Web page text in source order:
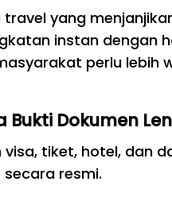
travel yang
instan dengan
perlu lebih
Bukti Dokumen
visa, tiket, hotel, dan
resmi.